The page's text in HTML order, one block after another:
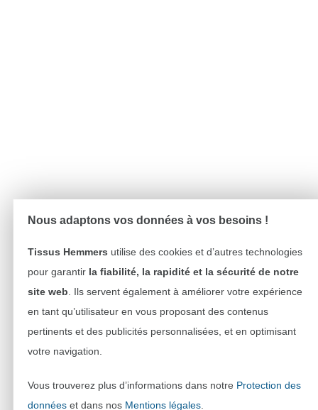
Nous adaptons vos données à vos besoins !
Tissus Hemmers utilise des cookies et d’autres technologies
pour garantir la fiabilité, la rapidité et la sécurité de notre
site web . Ils servent également à améliorer votre expérience
en tant qu’utilisateur en vous proposant des contenus
pertinents et des publicités personnalisées, et en optimisant
votre navigation.
Vous trouverez plus d’informations dans notre Protection des
donnéeset dans nos Mentions légales.